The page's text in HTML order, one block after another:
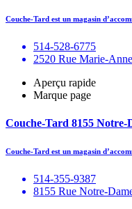
Couche-Tard est un magasin
514-528-6775
2520 Rue Marie-
Aperçu rapide
Marque page
Couche-Tard 8155 Notre-
Couche-Tard est un magasin
514-355-9387
8155 Rue Notre-